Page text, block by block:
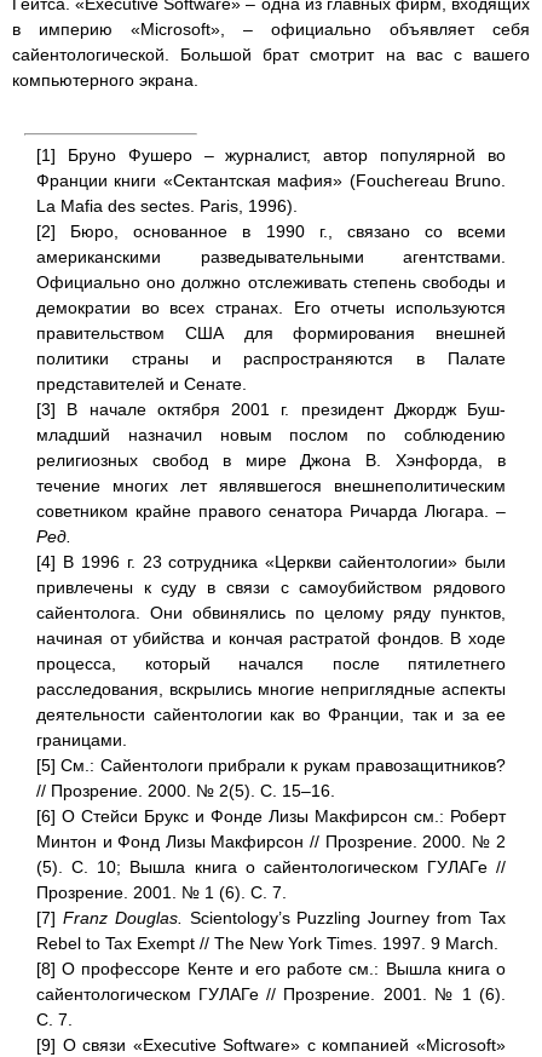
в империю «Microsoft», – официально объявляет себя
сайентологической. Большой брат смотрит на вас с вашего
компьютерного экрана.
[1] Бруно Фушеро – журналист, автор популярной во
Франции книги «Сектантская мафия» (Fouchereau Bruno.
La Mafia des sectes. Paris, 1996).
[2] Бюро, основанное в 1990 г., связано со всеми
американскими разведывательными агентствами.
Официально оно должно отслеживать степень свободы и
демократии во всех странах. Его отчеты используются
правительством США для формирования внешней
политики страны и распространяются в Палате
представителей и Сенате.
[3] В начале октября 2001 г. президент Джордж Буш-
младший назначил новым послом по соблюдению
религиозных свобод в мире Джона В. Хэнфорда, в
течение многих лет являвшегося внешнеполитическим
советником крайне правого сенатора Ричарда Люгара. –
Ред.
[4] В 1996 г. 23 сотрудника «Церкви сайентологии» были
привлечены к суду в связи с самоубийством рядового
сайентолога. Они обвинялись по целому ряду пунктов,
начиная от убийства и кончая растратой фондов. В ходе
процесса, который начался после пятилетнего
расследования, вскрылись многие неприглядные аспекты
деятельности сайентологии как во Франции, так и за ее
границами.
[5] См.: Сайентологи прибрали к рукам правозащитников?
// Прозрение. 2000. № 2(5). С. 15–16.
[6] О Стейси Брукс и Фонде Лизы Макфирсон см.: Роберт
Минтон и Фонд Лизы Макфирсон // Прозрение. 2000. № 2
(5). С. 10; Вышла книга о сайентологическом ГУЛАГе //
Прозрение. 2001. № 1 (6). С. 7.
[7] Franz Douglas.
Scientology’s Puzzling Journey from Tax
Rebel to Tax Exempt // The New York Times. 1997. 9 March.
[8] О профессоре Кенте и его работе см.: Вышла книга о
сайентологическом ГУЛАГе // Прозрение. 2001. № 1 (6).
С. 7.
[9] О связи «Executive Software» c компанией «Microsoft»